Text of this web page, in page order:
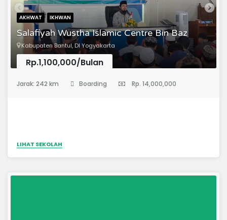
B11.Â Sumber info:Nama: DadangNo WA: +62895627689979
AKHWAT IKHWAN
Salafiyah Wustha Islamic Centre Bin Baz
Kabupaten Bantul, DI Yogyakarta
Rp.1,100,000/Bulan
Jarak: 242 km Boarding Rp. 14,000,000
LIHAT SEKOLAH